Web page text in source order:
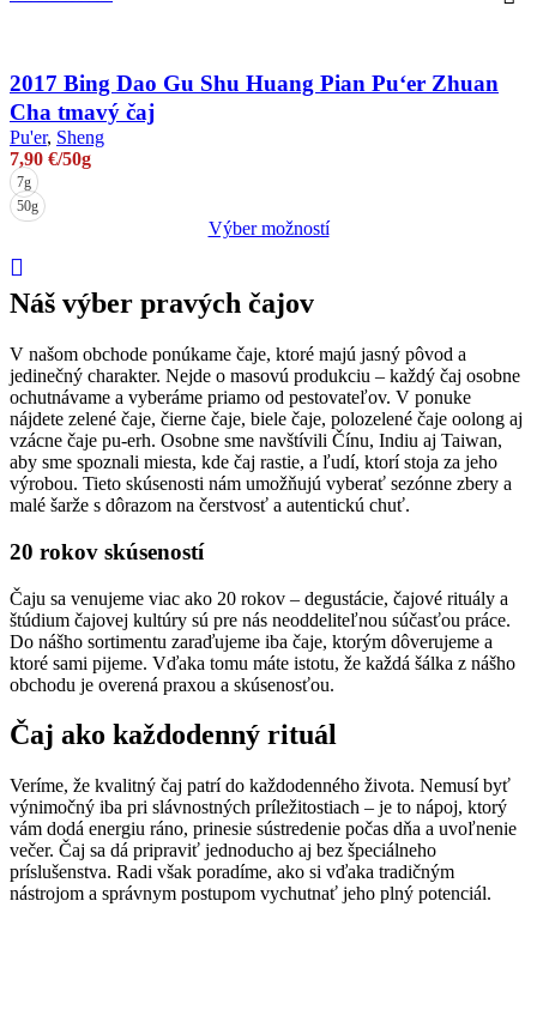
2017 Bing Dao Gu Shu Huang Pian Pu‘er Zhuan
Cha tmavý čaj
Pu'er, Sheng
7,90 €/50g
7g
50g
Výber možností
produkt
má
viacero
Možnosti
si
môžete
vybrať
na
stránke
produktu.
Náš výber pravých čajov
V našom obchode ponúkame čaje, ktoré majú jasný pôvod a
jedinečný charakter. Nejde o masovú produkciu – každý čaj osobne
ochutnávame a vyberáme priamo od pestovateľov. V ponuke
nájdete zelené čaje, čierne čaje, biele čaje, polozelené čaje oolong aj
vzácne čaje pu-erh. Osobne sme navštívili Čínu, Indiu aj Taiwan,
aby sme spoznali miesta, kde čaj rastie, a ľudí, ktorí stoja za jeho
výrobou. Tieto skúsenosti nám umožňujú vyberať sezónne zbery a
malé šarže s dôrazom na čerstvosť a autentickú chuť.
20 rokov skúseností
Čaju sa venujeme viac ako 20 rokov – degustácie, čajové rituály a
štúdium čajovej kultúry sú pre nás neoddeliteľnou súčasťou práce.
Do nášho sortimentu zaraďujeme iba čaje, ktorým dôverujeme a
ktoré sami pijeme. Vďaka tomu máte istotu, že každá šálka z nášho
obchodu je overená praxou a skúsenosťou.
Čaj ako každodenný rituál
Veríme, že kvalitný čaj patrí do každodenného života. Nemusí byť
výnimočný iba pri slávnostných príležitostiach – je to nápoj, ktorý
vám dodá energiu ráno, prinesie sústredenie počas dňa a uvoľnenie
večer. Čaj sa dá pripraviť jednoducho aj bez špeciálneho
príslušenstva. Radi však poradíme, ako si vďaka tradičným
nástrojom a správnym postupom vychutnať jeho plný potenciál.